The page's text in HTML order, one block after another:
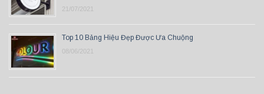
21/07/2021
Top 10 Bảng Hiệu Đẹp Được Ưa Chuộng
08/06/2021